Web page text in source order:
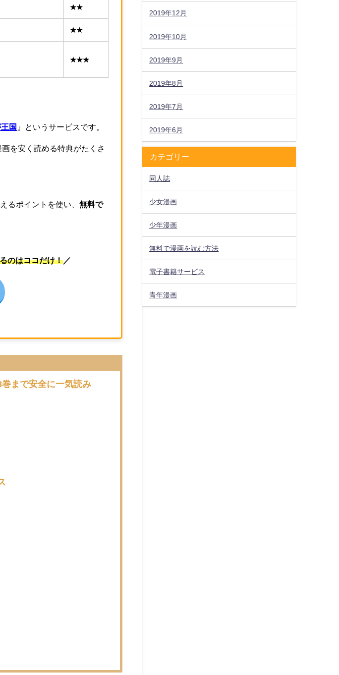
★★
★★
★★★
国 』というサービスです。
を安く読める特典がたくさ
るポイントを使い、無料で
のはココだけ！ ／
まで安全に一気読み
2019年12月
2019年10月
2019年9月
2019年8月
2019年7月
2019年6月
カテゴリー
同人誌
少女漫画
少年漫画
無料で漫画を読む方法
電子書籍サービス
青年漫画